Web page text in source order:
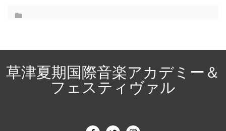
草津夏期国際音楽アカデミー＆
フェスティヴァル